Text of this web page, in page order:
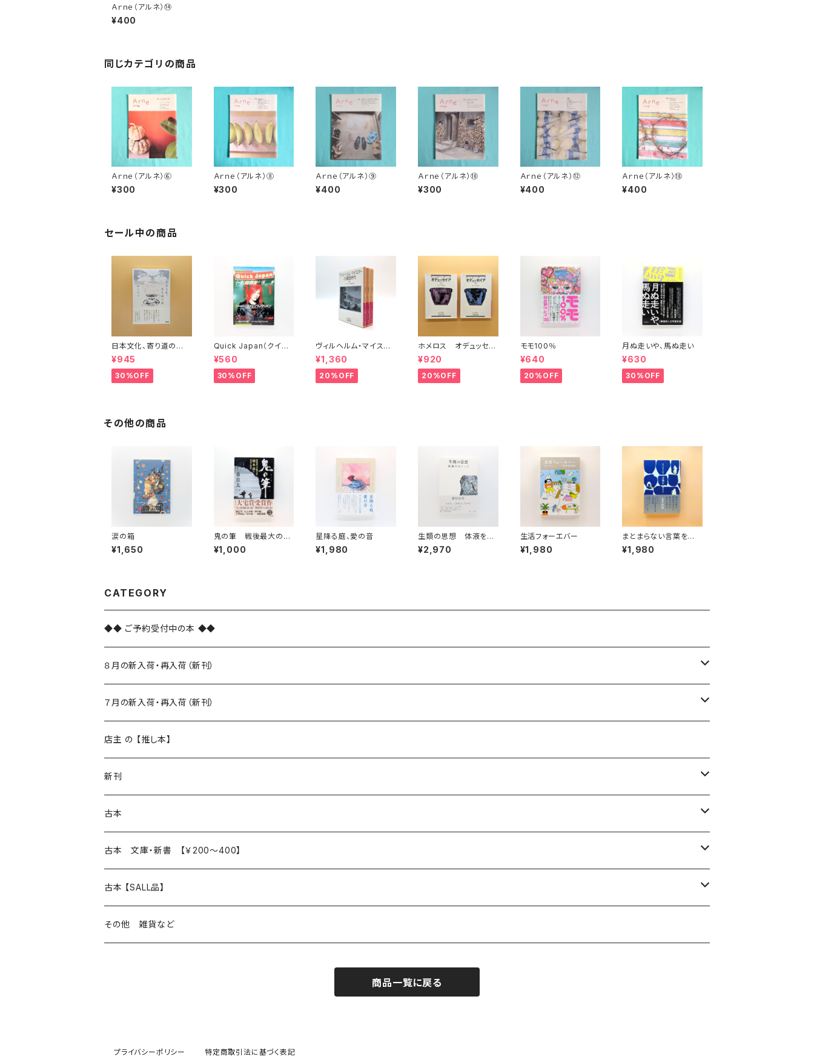
Ａｒｎｅ（アルネ）⑭
¥400
同じカテゴリの商品
Ａｒｎｅ（アルネ）⑥
¥300
Ａｒｎｅ（アルネ）⑧
¥300
Ａｒｎｅ（アルネ）⑨
¥400
Ａｒｎｅ（アルネ）⑩
¥300
Ａｒｎｅ（アルネ）⑫
¥400
Ａｒｎｅ（アルネ）⑱
¥400
セール中の商品
日本文化、寄り道の
旅 彬子女王殿下特別
講義
¥945
30%OFF
Quick Japan（クイッ
ク・ジャパン）Vol.11
¥560
30%OFF
ヴィルヘルム・マイスタ
ーの遍歴時代 (上)(中)
(下)（岩波文庫）
¥1,360
20%OFF
ホメロス オデュッセイ
ア(上)(下) （岩波文庫）
¥920
20%OFF
モモ100％
¥640
20%OFF
月ぬ走いや、馬ぬ走い
¥630
30%OFF
その他の商品
涙の箱
¥1,650
鬼の筆 戦後最大の脚
本家・橋本忍の栄光と
挫折
¥1,000
星降る庭、愛の音
¥1,980
生類の思想 体液をめ
ぐって
¥2,970
生活フォーエバー
¥1,980
まとまらない言葉を生き
る
¥1,980
CATEGORY
◆◆ ご予約受付中の本 ◆◆
８月の新入荷・再入荷（新刊）
新入荷
再入荷
７月の新入荷・再入荷（新刊）
新入荷
再入荷
店主 の 【推し本】
新刊
本 の あれこれ
読書のこと
本屋のこと
文芸
近代小説 エッセイ 戯曲（日本人作家）
現代小説 エッセイ 戯曲（日本人作家）
短歌 俳句 川柳
日々 の できこと
日常の 風景 群像
生き方 ライフスタイル
古本
本 の あれこれ
読書のこと
本屋のこと
日本文学
小説 エッセイ 戯曲（日本人作家）
海外文学
古本 文庫・新書 【￥200～400】
日本文学
小説 エッセイ 戯曲
海外文学
古本 【SALL品】
20％OFF
その他 雑貨など
商品一覧に戻る
プライバシーポリシー 特定商取引法に基づく表記